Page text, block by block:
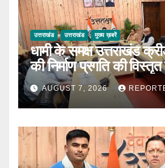
उत्तराखंड उत्तराखंड मुख्य ख़बरें
धामी के समक्ष उत्तराखंड
की निर्माण प्रगति की
AUGUST 7, 2026